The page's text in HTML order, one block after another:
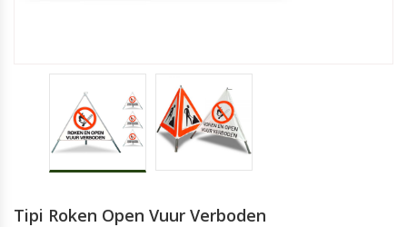
Tipi Roken Open Vuur Verboden